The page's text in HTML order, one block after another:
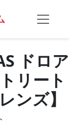
ドロア
リート
ンズ】